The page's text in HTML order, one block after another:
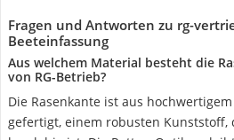
Fragen und Antworten zu rg-
Beeteinfassung
Aus welchem Material besteht die
von RG-Betrieb?
Die Rasenkante ist aus
gefertigt, einem robusten